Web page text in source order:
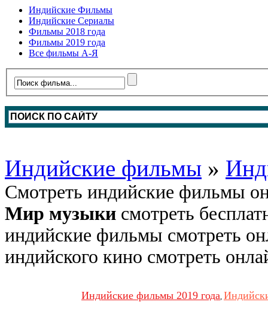
Индийские Фильмы
Индийские Сериалы
Фильмы 2018 года
Фильмы 2019 года
Все фильмы А-Я
Индийские фильмы »
Смотреть индийские фильмы
Мир музыки смотреть
индийские фильмы смотреть
индийского кино смотреть
Индийские фильмы 2019 года